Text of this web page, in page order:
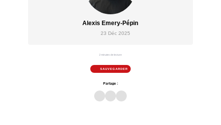
Alexis Emery-Pépin
23 Déc 2025
2 minutes de lecture
SAUVEGARDER
Partage :